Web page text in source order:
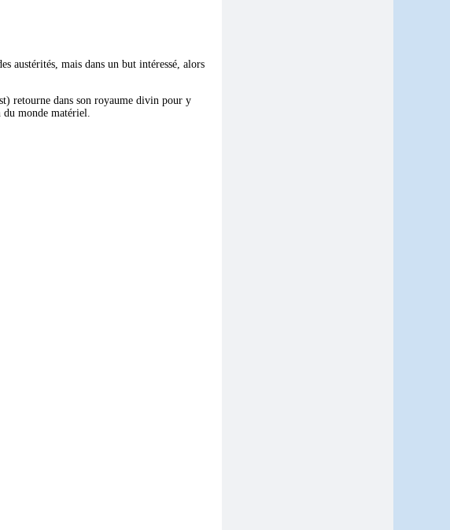
austérités, mais dans un but intéressé, alors
retourne dans son royaume divin pour y
du monde matériel.